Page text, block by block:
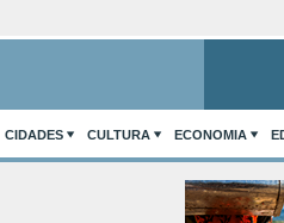
CIDADES CULTURA ECONOMIA